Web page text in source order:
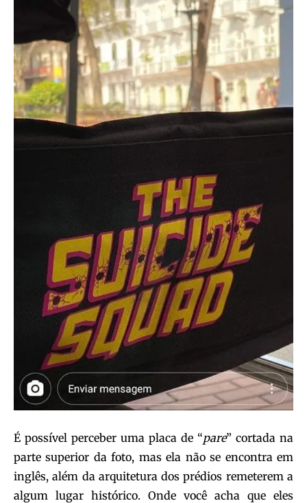
É possível perceber uma placa de “pare” cortada na
parte superior da foto, mas ela não se encontra em
inglês, além da arquitetura dos prédios remeterem a
algum lugar histórico. Onde você acha que eles